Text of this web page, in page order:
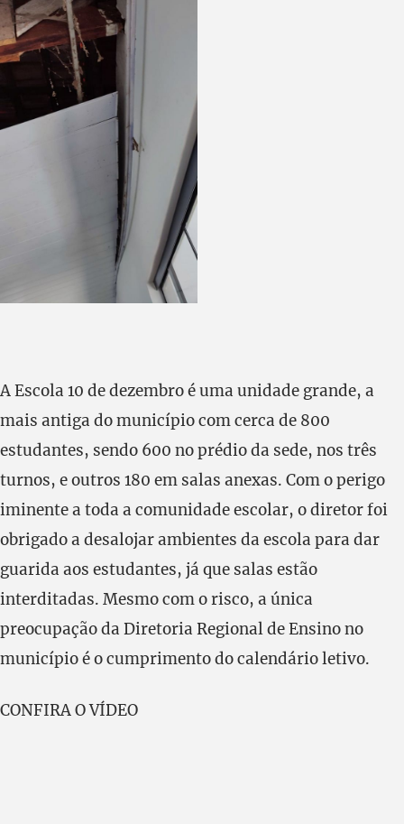
A Escola 10 de dezembro é uma unidade grande, a
mais antiga do município com cerca de 800
estudantes, sendo 600 no prédio da sede, nos três
turnos, e outros 180 em salas anexas. Com o perigo
iminente a toda a comunidade escolar, o diretor foi
obrigado a desalojar ambientes da escola para dar
guarida aos estudantes, já que salas estão
interditadas. Mesmo com o risco, a única
preocupação da Diretoria Regional de Ensino no
município é o cumprimento do calendário letivo.
CONFIRA O VÍDEO